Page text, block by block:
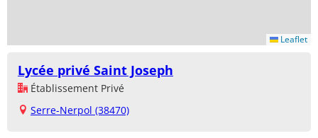
Leaflet
Lycée privé Saint Joseph
Établissement Privé
Serre-Nerpol (38470)